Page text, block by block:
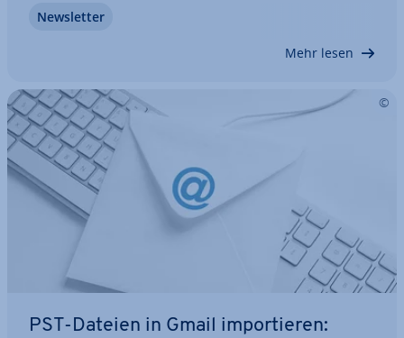
Ihrer elek­tro­ni­schen Nach­rich­ten. Doch was sind
News­let­ter
Mehr lesen
PST-Dateien in Gmail im­por­tie­ren: